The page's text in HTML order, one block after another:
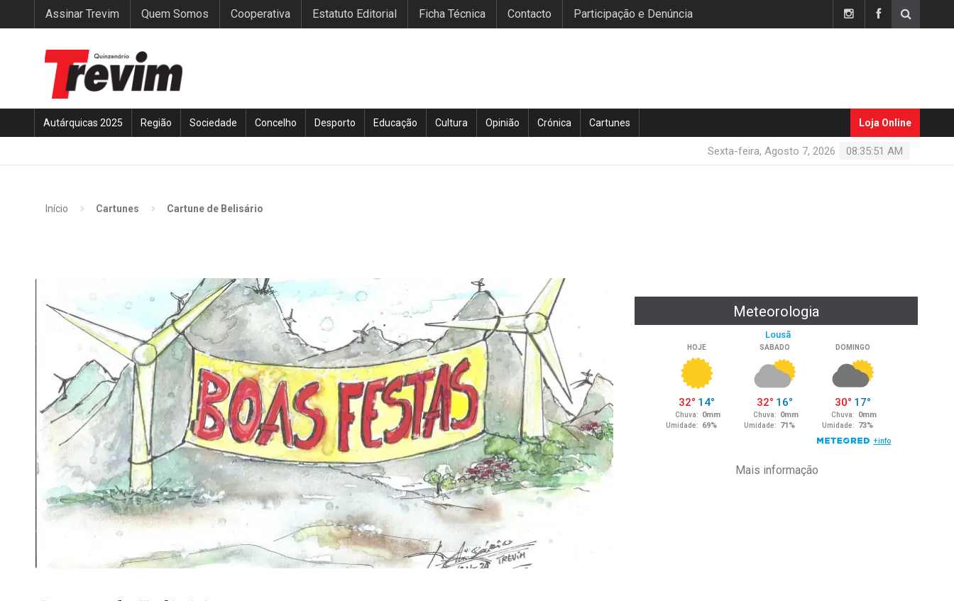
Assinar Trevim Quem Somos Cooperativa Estatuto Editorial Ficha Técnica Contacto Participação e Denúncia
Autárquicas 2025 Região Sociedade Concelho Desporto Educação Cultura Opinião Crónica Cartunes Loja Online
08:35:52 AM
Sexta-feira, Agosto 7, 2026
Início Cartunes Cartune de Belisário
Meteorologia
Mais informação